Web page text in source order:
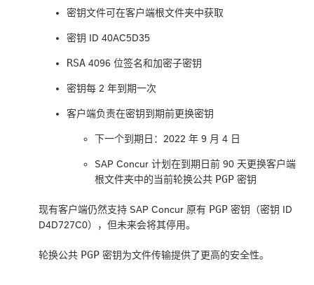
密钥文件可在客户端根文件夹中获取
密钥 ID 40AC5D35
RSA 4096 位签名和加密子密钥
密钥每 2 年到期一次
客户端负责在密钥到期前更换密钥
下一个到期日：2022 年 9 月 4 日
SAP Concur 计划在到期日前 90 天更换客户端
根文件夹中的当前轮换公共 PGP 密钥
现有客户端仍然支持 SAP Concur 原有 PGP 密钥（密钥 ID
D4D727C0），但未来会将其停用。
轮换公共 PGP 密钥为文件传输提供了更高的安全性。